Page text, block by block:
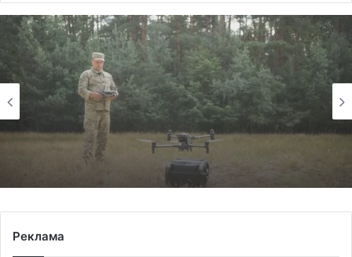
Життєві історії
6 Серпня 2026
“Поки дозволяє здоров’я – залишатимусь
у строю”: історія прикордонника
Ярослава з 7 прикордонного загону
Реклама